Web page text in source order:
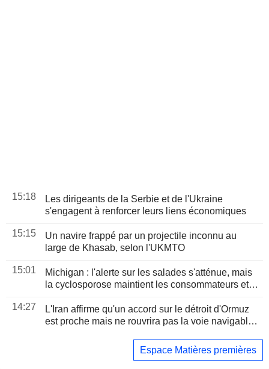
15:18
Les dirigeants de la Serbie et de l'Ukraine
s'engagent à renforcer leurs liens économiques
15:15
Un navire frappé par un projectile inconnu au
large de Khasab, selon l'UKMTO
15:01
Michigan : l'alerte sur les salades s'atténue, mais
la cyclosporose maintient les consommateurs et
14:27
L'Iran affirme qu'un accord sur le détroit d'Ormuz
est proche mais ne rouvrira pas la voie navigable
Espace Matières premières